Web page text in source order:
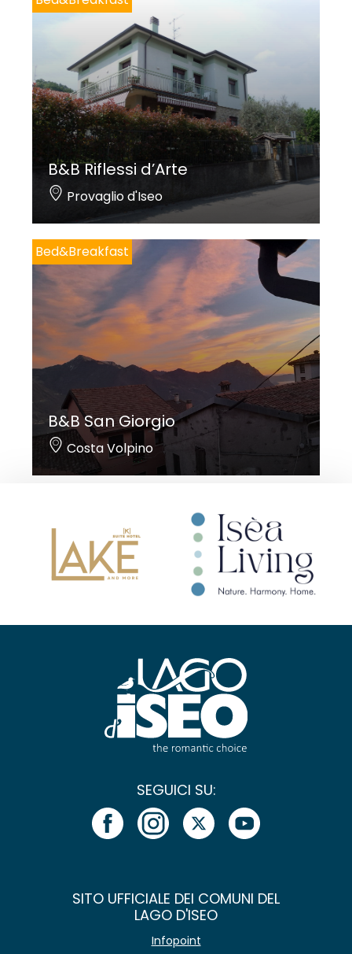
B&B Riflessi d’Arte
Provaglio d'Iseo
Bed&Breakfast
B&B San Giorgio
Costa Volpino
SEGUICI SU:
SITO UFFICIALE DEI COMUNI DEL
LAGO D'ISEO
Infopoint